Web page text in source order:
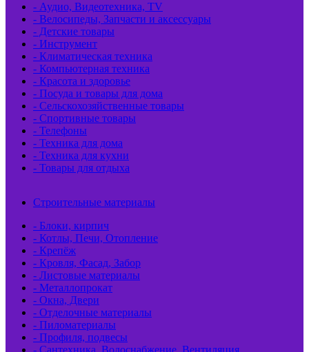
- Аудио, Видеотехника, TV
- Велосипеды, Запчасти и аксессуары
- Детские товары
- Инструмент
- Климатическая техника
- Компьютерная техника
- Красота и здоровье
- Посуда и товары для дома
- Сельскохозяйственные товары
- Спортивные товары
- Телефоны
- Техника для дома
- Техника для кухни
- Товары для отдыха
Строительные материалы
- Блоки, кирпич
- Котлы, Печи, Отопление
- Крепёж
- Кровля, Фасад, Забор
- Листовые материалы
- Металлопрокат
- Окна, Двери
- Отделочные материалы
- Пиломатериалы
- Профиля, подвесы
- Сантехника, Водоснабжение, Вентиляция